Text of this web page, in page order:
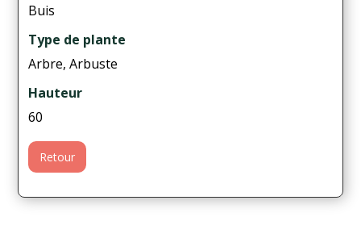
Buis
Type de plante
Arbre, Arbuste
Hauteur
60
Retour